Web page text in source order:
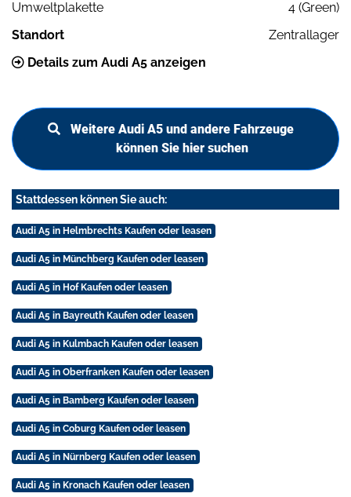
Umweltplakette
4 (Green)
Standort
Zentrallager
Details zum Audi A5 anzeigen
Weitere Audi A5 und andere Fahrzeuge
können Sie hier suchen
Stattdessen können Sie auch:
Audi A5 in Helmbrechts Kaufen oder leasen
Audi A5 in Münchberg Kaufen oder leasen
Audi A5 in Hof Kaufen oder leasen
Audi A5 in Bayreuth Kaufen oder leasen
Audi A5 in Kulmbach Kaufen oder leasen
Audi A5 in Oberfranken Kaufen oder leasen
Audi A5 in Bamberg Kaufen oder leasen
Audi A5 in Coburg Kaufen oder leasen
Audi A5 in Nürnberg Kaufen oder leasen
Audi A5 in Kronach Kaufen oder leasen